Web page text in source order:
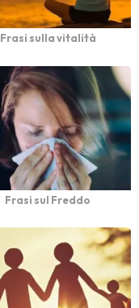
Frasi sulla vitalità
Frasi sul Freddo